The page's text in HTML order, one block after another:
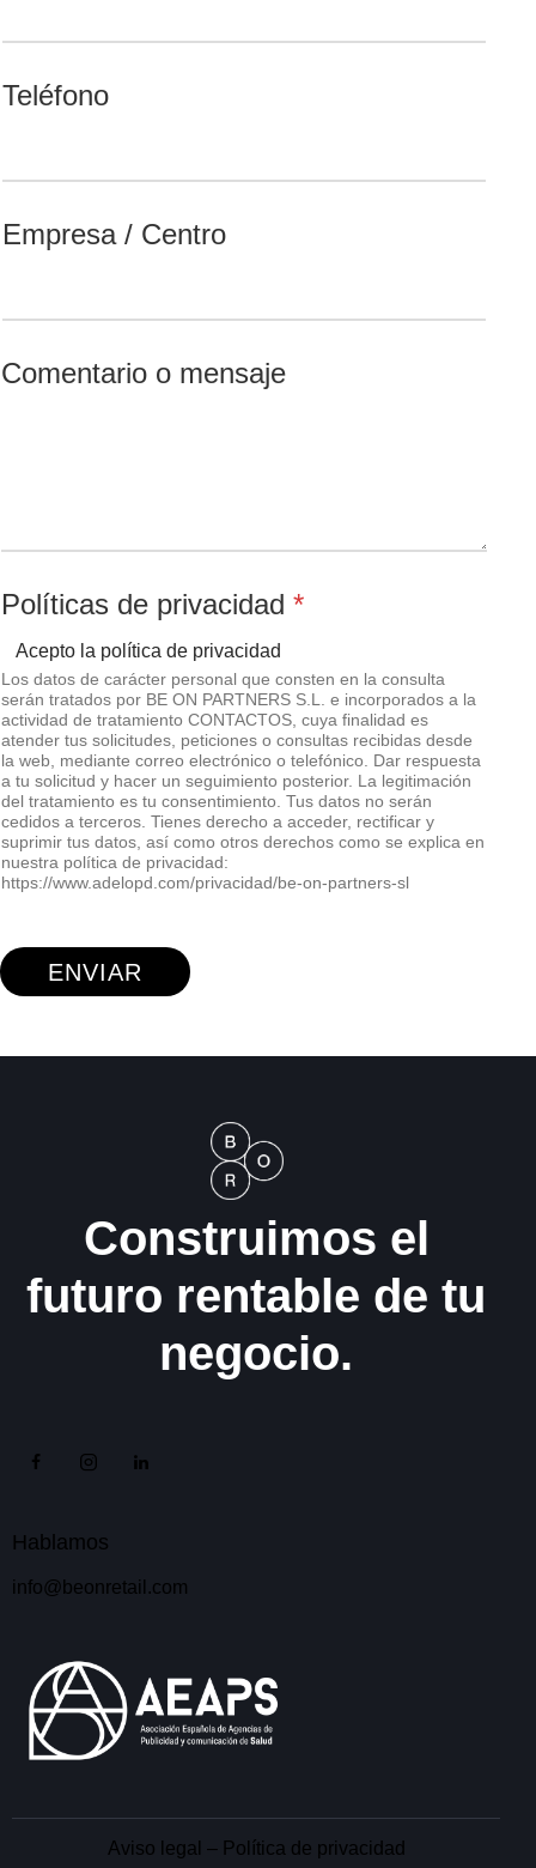
Teléfono
Empresa / Centro
Comentario o mensaje
d
e
C
o
m
e
n
t
a
r
o
D
s
Políticas de privacidad *
Acepto la política de privacidad
Los datos de carácter personal que consten en la consulta
serán tratados por BE ON PARTNERS S.L. e incorporados a la
actividad de tratamiento CONTACTOS, cuya finalidad es
atender tus solicitudes, peticiones o consultas recibidas desde
la web, mediante correo electrónico o telefónico. Dar respuesta
a tu solicitud y hacer un seguimiento posterior. La legitimación
del tratamiento es tu consentimiento. Tus datos no serán
cedidos a terceros. Tienes derecho a acceder, rectificar y
suprimir tus datos, así como otros derechos como se explica en
nuestra política de privacidad:
https://www.adelopd.com/privacidad/be-on-partners-sl
ENVIAR
Construimos el
futuro rentable de tu
negocio.
Hablamos
info@beonretail.com
Aviso legal – Política de privacidad